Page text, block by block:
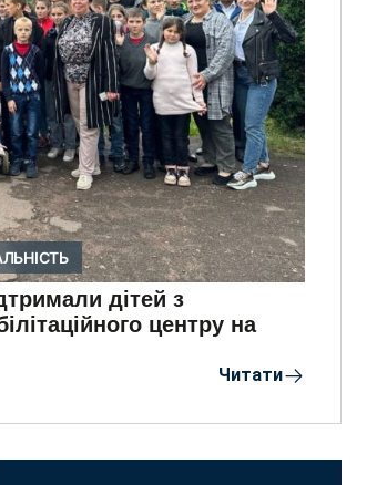
дітей з
центру на
Читати